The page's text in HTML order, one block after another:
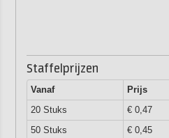
Staffelprijzen
Vanaf Prijs
20 Stuks
€ 0,47
50 Stuks
€ 0,45